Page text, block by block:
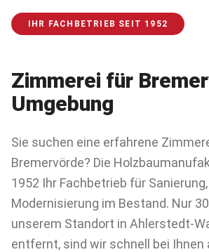
IHR FACHBETRIEB SEIT 1952
Zimmerei für
Umgebung
Sie suchen eine erfahrene
Bremervörde? Die
1952 Ihr Fachbetrieb für
Modernisierung im Bestand. Nur
unserem Standort in Ahlerstedt-
entfernt, sind wir schnell bei Ihnen